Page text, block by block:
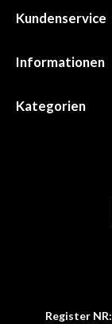
Kundenservice
Informationen
Kategorien
Register NR: